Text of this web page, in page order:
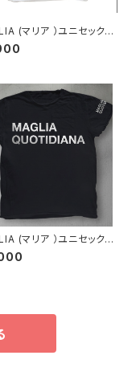
(マリア ）ユニセックス
ツ Ｔ-7001
(マリア ）ユニセックス
ツ Ｔ-8005B シルバー
（ブランドタグ付き）